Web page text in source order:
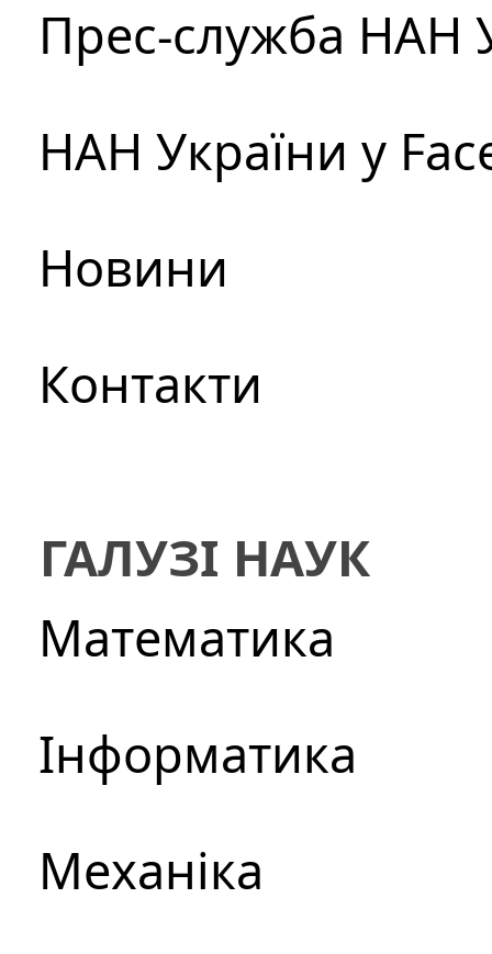
Прес-служба НАН
НАН України у
Новини
Контакти
ГАЛУЗІ НАУК
Математика
Інформатика
Механіка